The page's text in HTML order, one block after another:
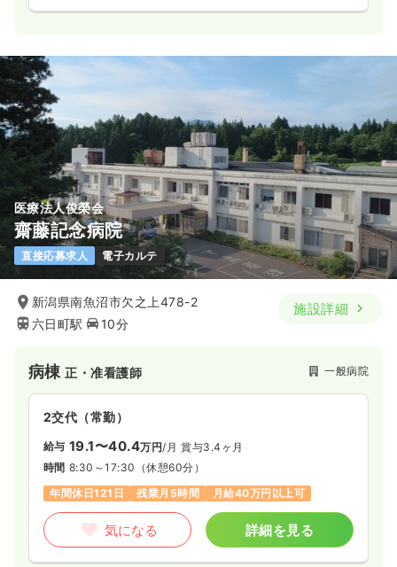
医療法人俊榮会
齋藤記念病院
直接応募求人 電子カルテ
新潟県南魚沼市欠之上478-2
六日町駅
10分
施設詳細
病棟正・准看護師 一般病院
2交代（常勤）
給与 19.1〜40.4万円/月 賞与3.4ヶ月
時間 8:30～17:30 （休憩60分）
年間休日121日
残業月5時間 月給40万円以上可
気になる 詳細を見る